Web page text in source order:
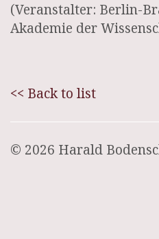
(Veranstalter: Berlin-
Akademie der
<< Back to list
© 2026 Harald